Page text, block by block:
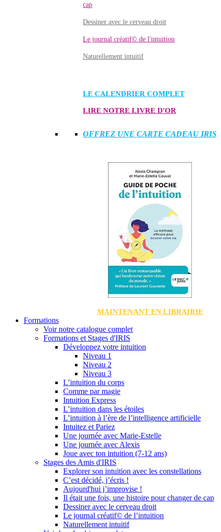
cap
Dessiner avec le cerveau droit
Le journal créatif© de l'intuition
Naturellement intuitif
LE CALENDRIER COMPLET
LIRE NOTRE LIVRE D'OR
OFFREZ UNE CARTE CADEAU IRIS
MAINTENANT EN LIBRAIRIE
Formations
Voir notre catalogue complet
Formations et Stages d'IRIS
Développez votre intuition
Niveau 1
Niveau 2
Niveau 3
L’intuition du corps
Comme par magie
Intuition Express
L’intuition dans les étoiles
L’intuition à l’ère de l’intelligence artificielle
Intuitez et Pariez
Une journée avec Marie-Estelle
Une journée avec Alexis
Joue avec ton intuition (7-12 ans)
Stages des Amis d'IRIS
Explorer son intuition avec les constellations
C’est décidé, j’écris !
Aujourd'hui j’improvise !
Il était une fois, une histoire pour changer de cap
Dessiner avec le cerveau droit
Le journal créatif© de l’intuition
Naturellement intuitif